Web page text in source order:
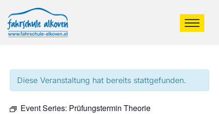
Diese Veranstaltung hat bereits stattgefunden.
Event Series: Prüfungstermin Theorie